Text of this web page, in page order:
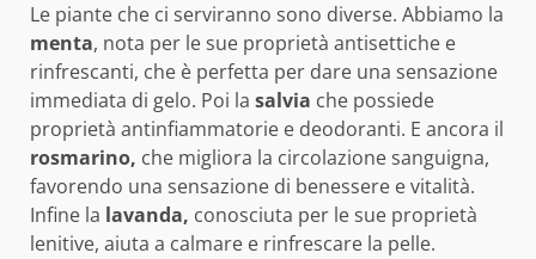
Le piante che ci serviranno sono diverse. Abbiamo la
menta, nota per le sue proprietà antisettiche e
rinfrescanti, che è perfetta per dare una sensazione
immediata di gelo. Poi la salvia che possiede
proprietà antinfiammatorie e deodoranti. E ancora il
rosmarino, che migliora la circolazione sanguigna,
favorendo una sensazione di benessere e vitalità.
Infine la lavanda, conosciuta per le sue proprietà
lenitive, aiuta a calmare e rinfrescare la pelle.